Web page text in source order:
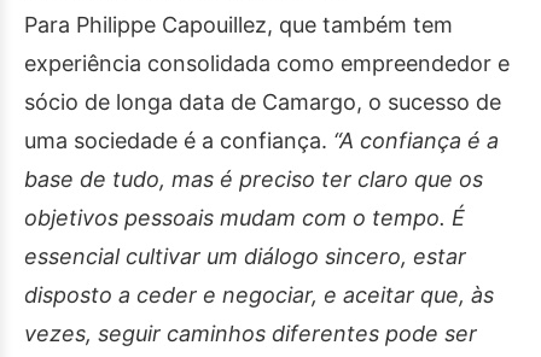
Para Philippe Capouillez, que também tem
experiência consolidada como empreendedor e
sócio de longa data de Camargo, o sucesso de
uma sociedade é a confiança. “A confiança é a
base de tudo, mas é preciso ter claro que os
objetivos pessoais mudam com o tempo. É
essencial cultivar um diálogo sincero, estar
disposto a ceder e negociar, e aceitar que, às
vezes, seguir caminhos diferentes pode ser